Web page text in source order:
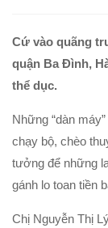
Cứ vào quãng
quận Ba Đình,
thể dục.
Những “dàn
chạy bộ, chèo
tưởng để những
gánh lo toan tiền
Chị Nguyễn Thị